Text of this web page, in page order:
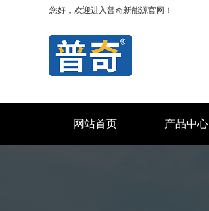
您好，欢迎进入普奇新能源官网！
网站首页 产品中心